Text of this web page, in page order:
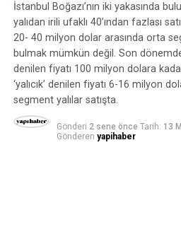
İstanbul Boğazı’nın iki yakasında
yalıdan irili ufaklı 40’ından fazlası
20- 40 milyon dolar arasında orta
bulmak mümkün değil. Son dönemde
denilen fiyatı 100 milyon dolara
‘yalıcık’ denilen fiyatı 6-16 milyon
segment yalılar satışta.
Gönderi 2 sene önce Tarih: 13
Gönderen yapihaber